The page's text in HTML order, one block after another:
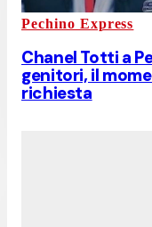
Pechino Express
Chanel Totti a
genitori, il
richiesta